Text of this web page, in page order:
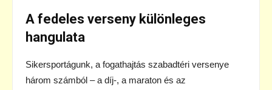
A fedeles verseny különleges
hangulata
Sikersportágunk, a fogathajtás szabadtéri versenye
három számból – a díj-, a maraton és az